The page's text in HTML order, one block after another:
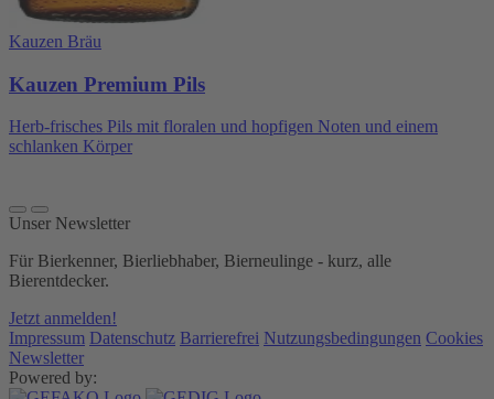
Kauzen Bräu
Kauzen Premium Pils
Herb-frisches Pils mit floralen und hopfigen Noten und einem
schlanken Körper
Unser Newsletter
Für Bierkenner, Bierliebhaber, Bierneulinge - kurz, alle
Bierentdecker.
Jetzt anmelden!
Impressum Datenschutz Barrierefrei Nutzungsbedingungen Cookies
Newsletter
Powered by: